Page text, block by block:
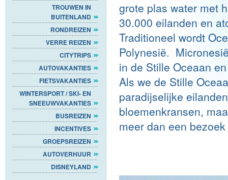
TROUWEN IN
BUITENLAND
RONDREIZEN
VERRE REIZEN
CITYTRIPS
AUTOVAKANTIES
FIETSVAKANTIES
WINTERSPORT / SKI- EN
SNEEUWVAKANTIES
BUSREIZEN
INCENTIVES
GROEPSREIZEN
AUTOVERHUUR
DISNEYLAND
grote plas water met
30.000 eilanden en
Traditioneel wordt
Polynesië.
in de Stille Oceaan
Als we de Stille
paradijselijke
bloemenkransen,
meer dan een